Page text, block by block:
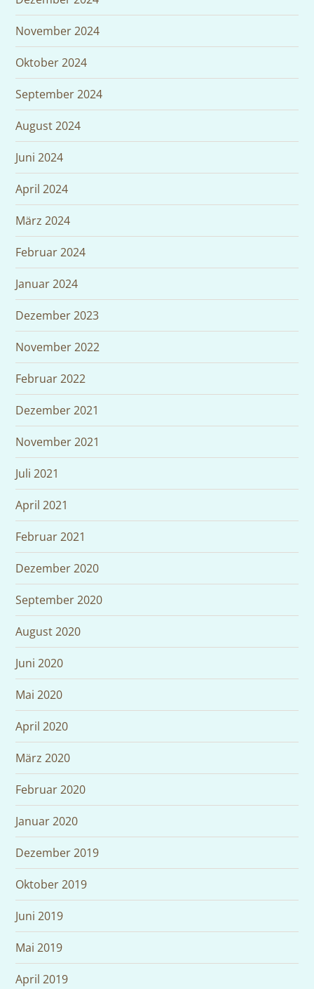
November 2024
Oktober 2024
September 2024
August 2024
Juni 2024
April 2024
März 2024
Februar 2024
Januar 2024
Dezember 2023
November 2022
Februar 2022
Dezember 2021
November 2021
Juli 2021
April 2021
Februar 2021
Dezember 2020
September 2020
August 2020
Juni 2020
Mai 2020
April 2020
März 2020
Februar 2020
Januar 2020
Dezember 2019
Oktober 2019
Juni 2019
Mai 2019
April 2019